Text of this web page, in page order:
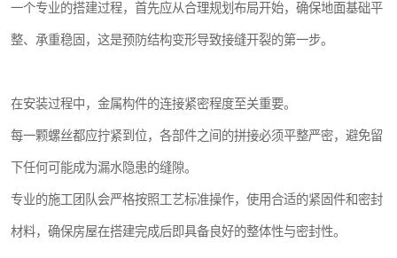
一个专业的搭建过程，首先应从合理规划布局开始，确保地面基础平
整、承重稳固，这是预防结构变形导致接缝开裂的第一步。
在安装过程中，金属构件的连接紧密程度至关重要。
每一颗螺丝都应拧紧到位，各部件之间的拼接必须平整严密，避免留
下任何可能成为漏水隐患的缝隙。
专业的施工团队会严格按照工艺标准操作，使用合适的紧固件和密封
材料，确保房屋在搭建完成后即具备良好的整体性与密封性。